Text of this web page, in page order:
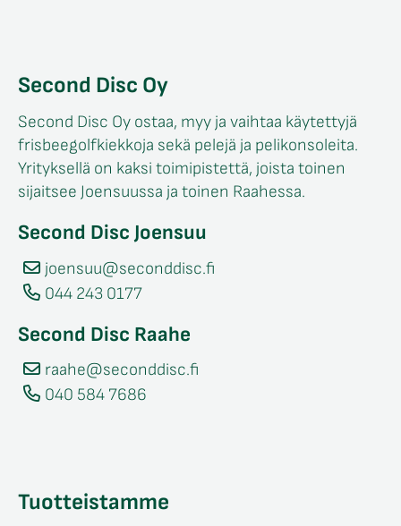
Second Disc Oy
Second Disc Oy ostaa, myy ja vaihtaa käytettyjä
frisbeegolfkiekkoja sekä pelejä ja pelikonsoleita.
Yrityksellä on kaksi toimipistettä, joista toinen
sijaitsee Joensuussa ja toinen Raahessa.
Second Disc Joensuu
joensuu@seconddisc.fi
044 243 0177
Second Disc Raahe
raahe@seconddisc.fi
040 584 7686
Tuotteistamme